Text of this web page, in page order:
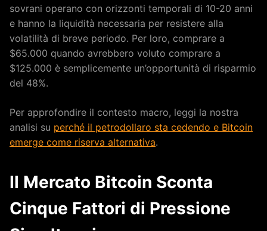
sovrani operano con orizzonti temporali di 10-20 anni
e hanno la liquidità necessaria per resistere alla
volatilità di breve periodo. Per loro, comprare a
$65.000 quando avrebbero voluto comprare a
$125.000 è semplicemente un’opportunità di risparmio
del 48%.
Per approfondire il contesto macro, leggi la nostra
analisi su perché il petrodollaro sta cedendo e Bitcoin
emerge come riserva alternativa.
Il Mercato Bitcoin Sconta
Cinque Fattori di Pressione